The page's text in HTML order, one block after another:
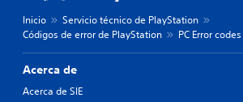
Inicio
Servicio técnico de PlayStation
Códigos de error de PlayStation
PC Error codes
Acerca de
Acerca de SIE